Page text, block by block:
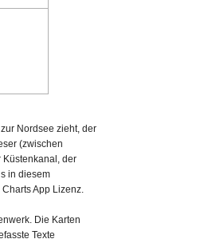
Nordsee zieht, der
(zwischen
Küstenkanal, der
in diesem
App Lizenz.
Die Karten
Texte